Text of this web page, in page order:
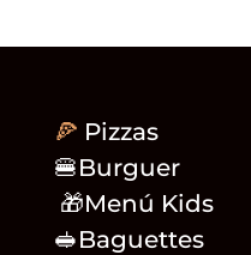
🍕 Pizzas
🍔Burguer
🎁Menú Kids
🥪Baguettes